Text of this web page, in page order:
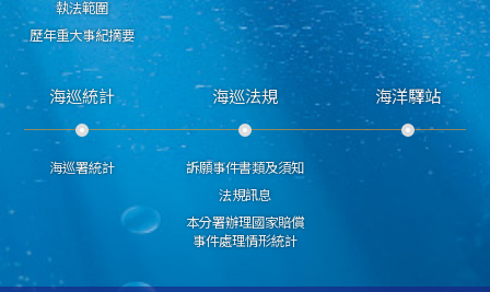
執法範圍
歷年重大事紀摘要
海巡統計
海巡署統計
海巡法規
訴願事件書類及須知
法規訊息
本分署辦理國家賠償
事件處理情形統計
海洋驛站